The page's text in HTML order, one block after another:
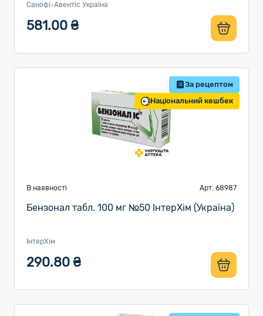
Санофі-Авентіс Україна
581.00 ₴
За рецептом
Національний кешбек
В наявності Арт. 68987
Бензонал табл. 100 мг №50 ІнтерХім (Україна)
ІнтерХім
290.80 ₴